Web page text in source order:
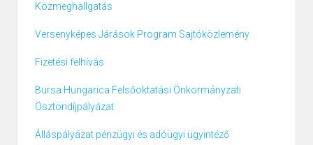
Közmeghallgatás
Versenyképes Járások Program Sajtóközlemény
Fizetési felhívás
Bursa Hungarica Felsőoktatási Önkormányzati
Ösztöndíjpályázat
Álláspályázat pénzügyi és adóügyi ügyintéző